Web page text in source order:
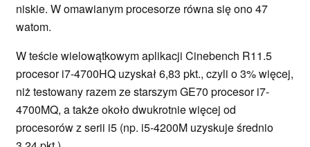
niskie. W omawianym procesorze równa się ono 47
watom.
W teście wielowątkowym aplikacji Cinebench R11.5
procesor i7-4700HQ uzyskał 6,83 pkt., czyli o 3% więcej,
niż testowany razem ze starszym GE70 procesor i7-
4700MQ, a także około dwukrotnie więcej od
procesorów z serii i5 (np. i5-4200M uzyskuje średnio